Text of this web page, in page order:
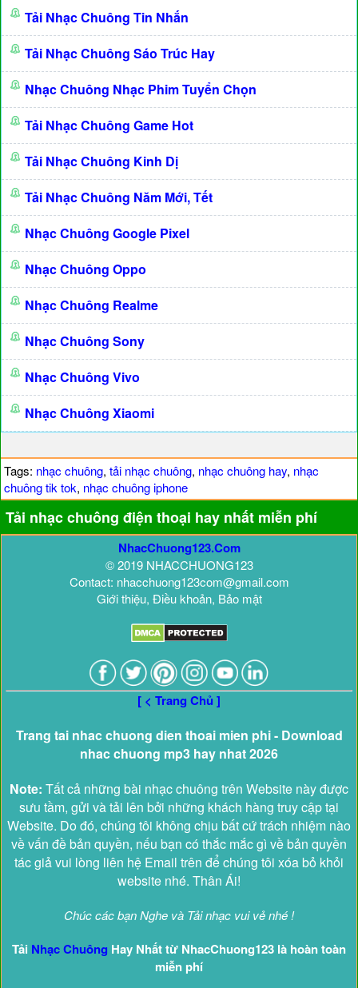
Tải Nhạc Chuông Tin Nhắn
Tải Nhạc Chuông Sáo Trúc Hay
Nhạc Chuông Nhạc Phim Tuyển Chọn
Tải Nhạc Chuông Game Hot
Tải Nhạc Chuông Kinh Dị
Tải Nhạc Chuông Năm Mới, Tết
Nhạc Chuông Google Pixel
Nhạc Chuông Oppo
Nhạc Chuông Realme
Nhạc Chuông Sony
Nhạc Chuông Vivo
Nhạc Chuông Xiaomi
Tags: nhạc chuông, tải nhạc chuông, nhạc chuông hay, nhạc
chuông tik tok, nhạc chuông iphone
Tải nhạc chuông điện thoại hay nhất miễn phí
NhacChuong123.Com
© 2019 NHACCHUONG123
Contact: nhacchuong123com@gmail.com
Giới thiệu, Điều khoản, Bảo mật
[ < Trang Chủ ]
Trang tai nhac chuong dien thoai mien phi - Download
nhac chuong mp3 hay nhat 2026
Note: Tất cả những bài nhạc chuông trên Website này được
sưu tầm, gửi và tải lên bởi những khách hàng truy cập tại
Website. Do đó, chúng tôi không chịu bất cứ trách nhiệm nào
về vấn đề bản quyền, nếu bạn có thắc mắc gì về bản quyền
tác giả vui lòng liên hệ Email trên để chúng tôi xóa bỏ khỏi
website nhé. Thân Ái!
Chúc các bạn Nghe và Tải nhạc vui vẻ nhé !
Tải Nhạc Chuông Hay Nhất từ NhacChuong123 là hoàn toàn
miễn phí